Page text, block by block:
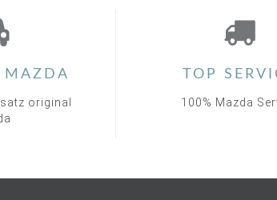
MAZDA
original
TOP
100% Mazda